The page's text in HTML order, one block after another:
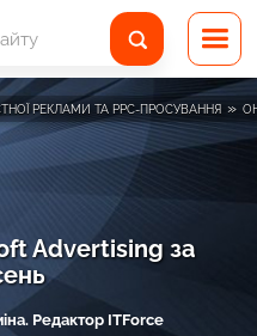
РЕКЛАМИ ТА PPC-ПРОСУВАННЯ »
Advertising за
Редактор ITForce